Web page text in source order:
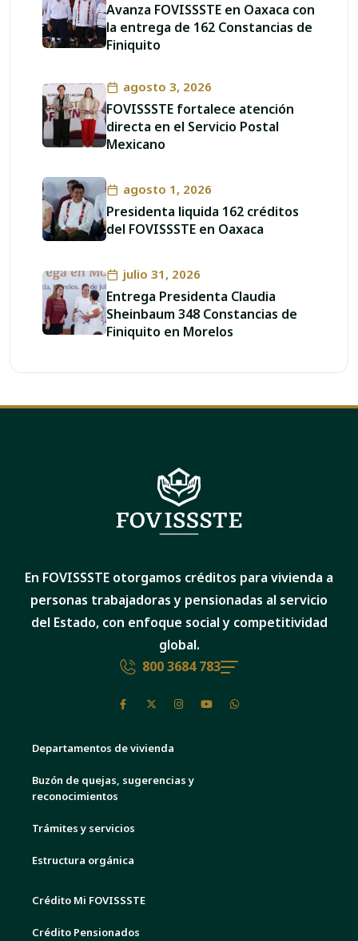
Avanza FOVISSSTE en Oaxaca con
la entrega de 162 Constancias de
Finiquito
agosto 3, 2026
FOVISSSTE fortalece atención
directa en el Servicio Postal
Mexicano
agosto 1, 2026
Presidenta liquida 162 créditos
del FOVISSSTE en Oaxaca
julio 31, 2026
Entrega Presidenta Claudia
Sheinbaum 348 Constancias de
Finiquito en Morelos
En FOVISSSTE otorgamos créditos para vivienda a
personas trabajadoras y pensionadas al servicio
del Estado, con enfoque social y competitividad
global.
800 3684 783
Departamentos de vivienda
Buzón de quejas, sugerencias y
reconocimientos
Trámites y servicios
Estructura orgánica
Crédito Mi FOVISSSTE
Crédito Pensionados